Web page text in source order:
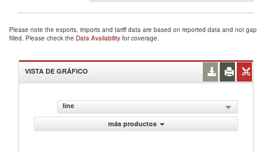
Please note the exports, imports and tariff data are based on reported data and not gap
filled. Please check the Data Availability for coverage.
VISTA DE GRÁFICO
line
más productos